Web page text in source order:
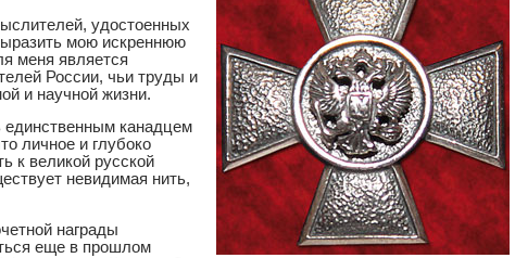
удостоенных
мою искреннюю
меня является
России, чьи труды и
и научной жизни.
единственным канадцем
личное и глубоко
к великой русской
невидимая нить,
награды
еще в прошлом